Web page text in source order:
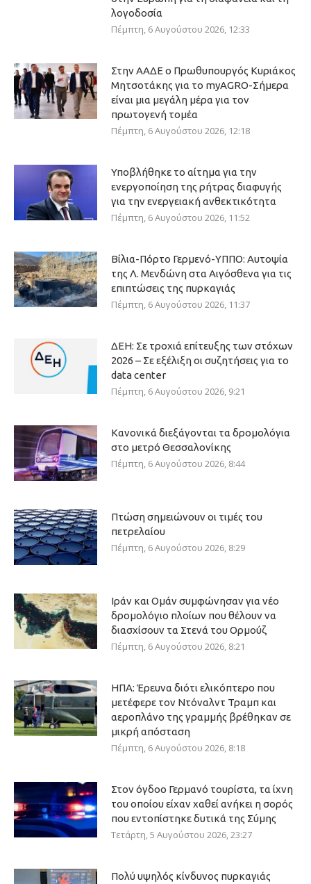
λογοδοσία
Πέμπτη, 6 Αυγούστου 2026, 12:33
Στην ΑΑΔΕ ο Πρωθυπουργός Κυριάκος
Μητσοτάκης για το myAGRO-Σήμερα
είναι μια μεγάλη μέρα για τον
πρωτογενή τομέα
Πέμπτη, 6 Αυγούστου 2026, 12:18
Υποβλήθηκε το αίτημα για την
ενεργοποίηση της ρήτρας διαφυγής
για την ενεργειακή ανθεκτικότητα
Πέμπτη, 6 Αυγούστου 2026, 11:52
Βίλια-Πόρτο Γερμενό-ΥΠΠΟ: Αυτοψία
της Λ. Μενδώνη στα Αιγόσθενα για τις
επιπτώσεις της πυρκαγιάς
Πέμπτη, 6 Αυγούστου 2026, 11:37
ΔΕΗ: Σε τροχιά επίτευξης των στόχων
2026 – Σε εξέλιξη οι συζητήσεις για το
data center
Πέμπτη, 6 Αυγούστου 2026, 9:21
Κανονικά διεξάγονται τα δρομολόγια
στο μετρό Θεσσαλονίκης
Πέμπτη, 6 Αυγούστου 2026, 8:44
Πτώση σημειώνουν οι τιμές του
πετρελαίου
Πέμπτη, 6 Αυγούστου 2026, 8:29
Ιράν και Ομάν συμφώνησαν για νέο
δρομολόγιο πλοίων που θέλουν να
διασχίσουν τα Στενά του Ορμούζ
Πέμπτη, 6 Αυγούστου 2026, 8:21
ΗΠΑ: Έρευνα διότι ελικόπτερο που
μετέφερε τον Ντόναλντ Τραμπ και
αεροπλάνο της γραμμής βρέθηκαν σε
μικρή απόσταση
Πέμπτη, 6 Αυγούστου 2026, 8:18
Στον όγδοο Γερμανό τουρίστα, τα ίχνη
του οποίου είχαν χαθεί ανήκει η σορός
που εντοπίστηκε δυτικά της Σύμης
Τετάρτη, 5 Αυγούστου 2026, 23:27
Πολύ υψηλός κίνδυνος πυρκαγιάς